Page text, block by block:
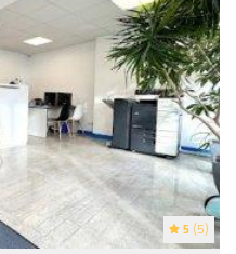
5 (5)